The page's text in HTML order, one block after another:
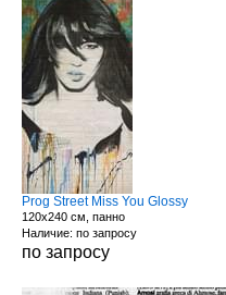
Prog Street Miss You Glossy
120x240 см, панно
Наличие: по запросу
по запросу